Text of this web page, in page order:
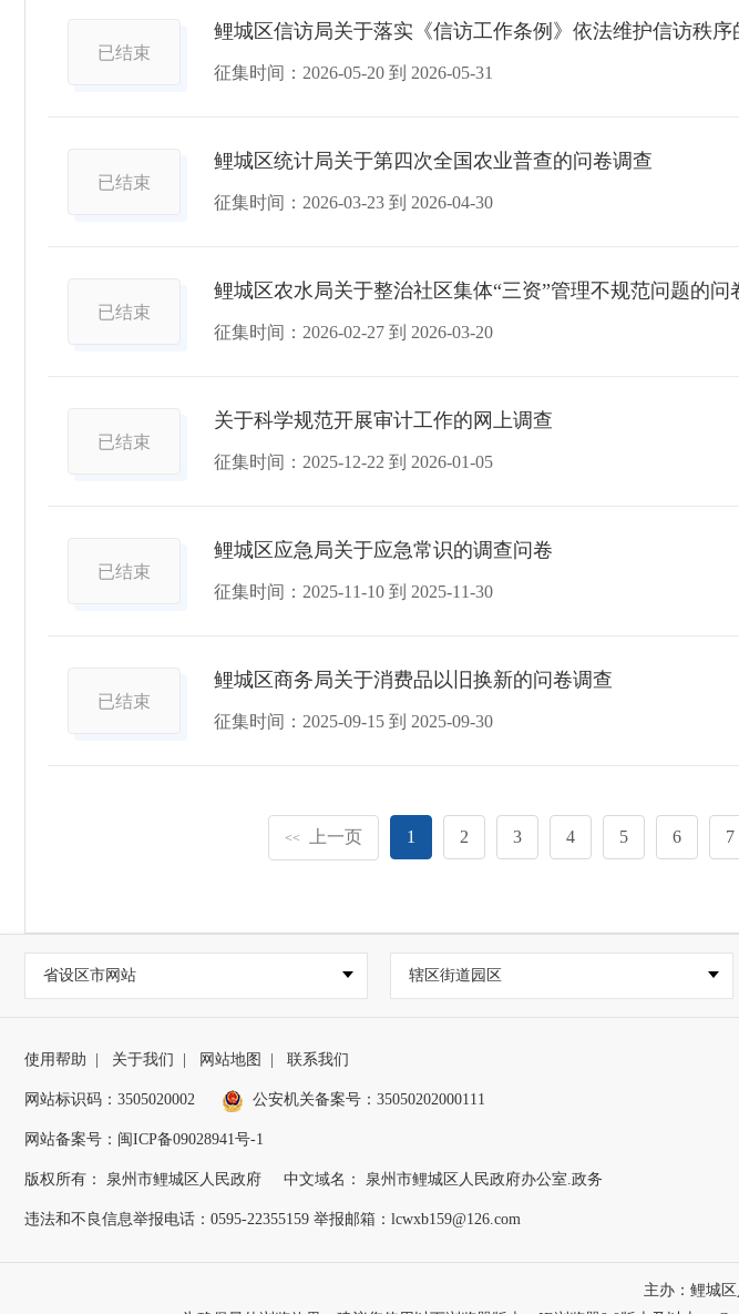
已结束
鲤城区信访局关于落实《信访工作条例》依法维护信访秩序
征集时间： 2026-05-20 到 2026-05-31
已结束
鲤城区统计局关于第四次全国农业普查的问卷调查
征集时间： 2026-03-23 到 2026-04-30
已结束
鲤城区农水局关于整治社区集体“三资”管理不规范问题的问
征集时间： 2026-02-27 到 2026-03-20
已结束
关于科学规范开展审计工作的网上调查
征集时间： 2025-12-22 到 2026-01-05
已结束
鲤城区应急局关于应急常识的调查问卷
征集时间： 2025-11-10 到 2025-11-30
已结束
鲤城区商务局关于消费品以旧换新的问卷调查
征集时间： 2025-09-15 到 2025-09-30
<< 上一页 1 2 3 4 5 6 7
省设区市网站 辖区街道园区
使用帮助 关于我们 网站地图 联系我们
网站标识码：3505020002 公安机关备案号：35050202000111
网站备案号：闽ICP备09028941号-1
版权所有： 泉州市鲤城区人民政府 中文域名： 泉州市鲤城区人民政府办公室.政务
违法和不良信息举报电话：0595-22355159 举报邮箱：lcwxb159@126.com
主办：鲤城